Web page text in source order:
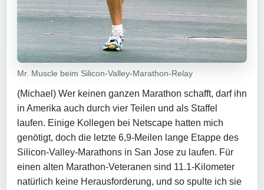
Mr. Muscle beim Silicon-Valley-Marathon-Relay
(Michael) Wer keinen ganzen Marathon schafft, darf ihn
in Amerika auch durch vier Teilen und als Staffel
laufen. Einige Kollegen bei Netscape hatten mich
genötigt, doch die letzte 6,9-Meilen lange Etappe des
Silicon-Valley-Marathons in San Jose zu laufen. Für
einen alten Marathon-Veteranen sind 11.1-Kilometer
natürlich keine Herausforderung, und so spulte ich sie